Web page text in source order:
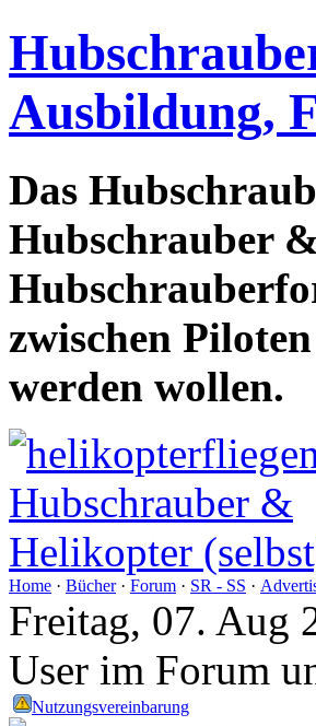
Ausbildung,
Das
Hubschrauber
zwischen
werden wollen.
Home · Bücher· Forum · SR - SS ·
Freitag, 07. Aug
User im Forum
Nutzungsvereinbarung